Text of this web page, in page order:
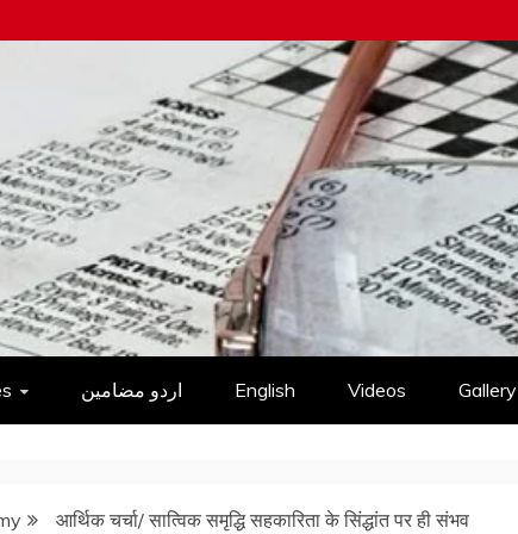
اردو مضامین English Videos Gallery
आर्थिक चर्चा/ सात्विक समृद्धि सहकारिता के सिंद्धांत पर ही संभव